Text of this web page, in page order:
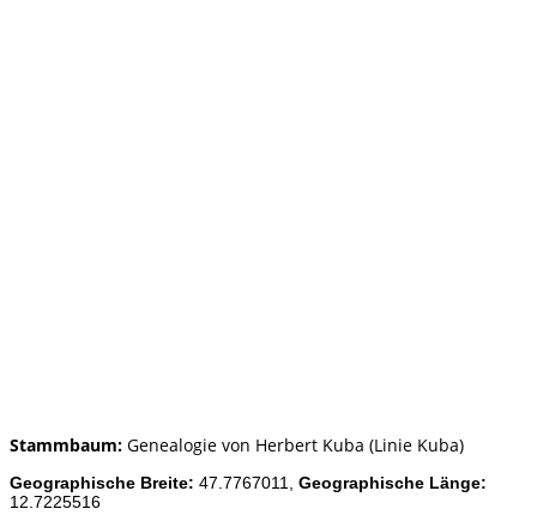
Stammbaum: Genealogie von Herbert Kuba (Linie Kuba)
Geographische Breite: 47.7767011, Geographische Länge:
12.7225516